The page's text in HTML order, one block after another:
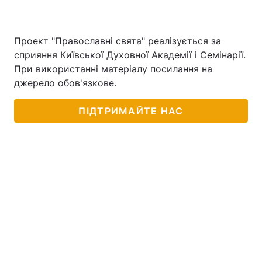
Проект "Православні свята" реалізується за
сприяння Київської Духовної Академії і Семінарії.
При використанні матеріалу посилання на
джерело обов'язкове.
ПІДТРИМАЙТЕ НАС